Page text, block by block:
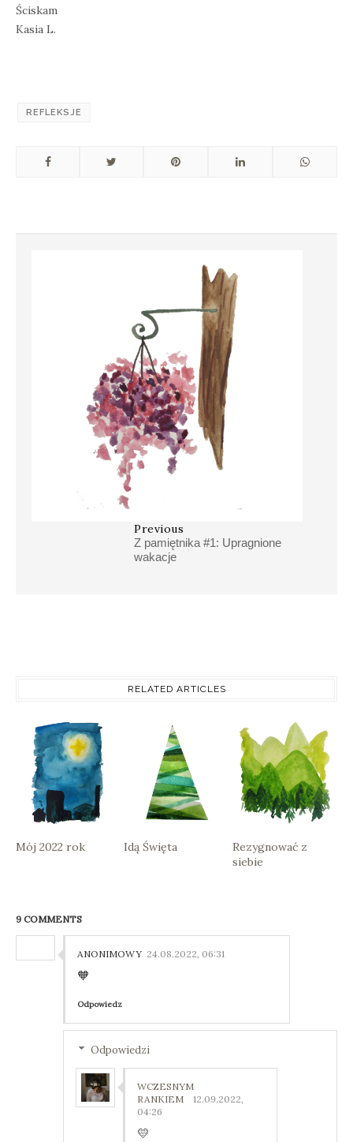
Ściskam
Kasia L.
REFLEKSJE
Previous
Z pamiętnika #1: Upragnione
wakacje
RELATED ARTICLES
Mój 2022 rok Idą Święta
Rezygnować z
siebie
9 COMMENTS
ANONIMOWY 24.08.2022, 06:31
🧡
Odpowiedz
Odpowiedzi
WCZESNYM
RANKIEM
12.09.2022,
04:26
💛